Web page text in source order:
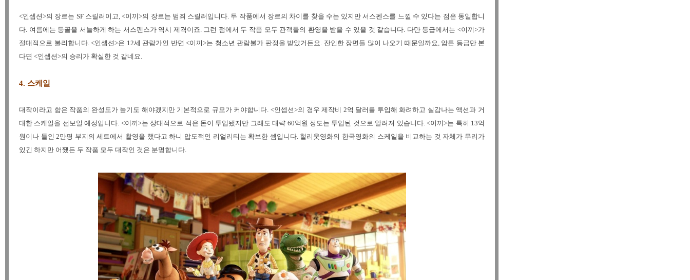
<인셉션>의 장르는 SF 스릴러이고, <이끼>의 장르는 범죄 스릴러입니다. 두 작품에서 장르의 차이를 찾을 수는 있지만 서스펜스를 느낄 수 있다는 점은 동일합니
다. 여름에는 등골을 서늘하게 하는 서스펜스가 역시 제격이죠. 그런 점에서 두 작품 모두 관객들의 환영을 받을 수 있을 것 같습니다. 다만 등급에서는 <이끼>가
절대적으로 불리합니다. <인셉션>은 12세 관람가인 반면 <이끼>는 청소년 관람불가 판정을 받았거든요. 잔인한 장면들 많이 나오기 때문일까요, 암튼 등급만 본
다면 <인셉션>의 승리가 확실한 것 같네요.
4. 스케일
대작이라고 함은 작품의 완성도가 높기도 해야겠지만 기본적으로 규모가 커야합니다. <인셉션>의 경우 제작비 2억 달러를 투입해 화려하고 실감나는 액션과 거
대한 스케일을 선보일 예정입니다. <이끼>는 상대적으로 적은 돈이 투입됐지만 그래도 대략 60억원 정도는 투입된 것으로 알려져 있습니다. <이끼>는 특히 13억
원이나 들인 2만평 부지의 세트에서 촬영을 했다고 하니 압도적인 리얼리티는 확보한 셈입니다. 헐리웃영화의 한국영화의 스케일을 비교하는 것 자체가 무리가
있긴 하지만 어쨌든 두 작품 모두 대작인 것은 분명합니다.